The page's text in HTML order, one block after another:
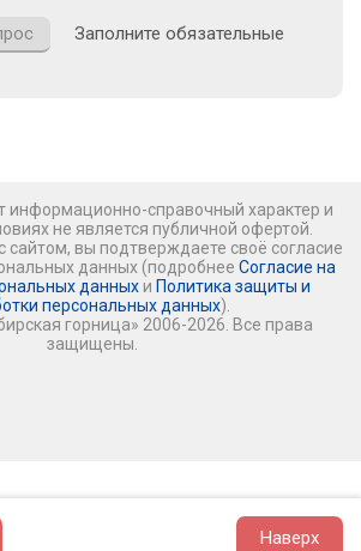
Наверх
Заполните обязательные
информационно-справочный характер и
не является публичной офертой.
сайтом, вы подтверждаете своё согласие
данных (подробнее Согласие на
данных и Политика защиты и
персональных данных).
горница» 2006-2026. Все права
защищены.